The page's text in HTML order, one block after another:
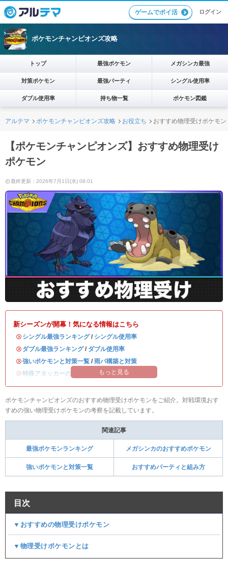
ゲームでポイ活 ログイン
ポケモンチャンピオンズ攻略
トップ 最強ポケモン メガシンカ最強
対策ポケモン 最強パーティ シングル使用率
ダブル使用率 持ち物一覧 ポケモン図鑑
アルテマ ポケモンチャンピオンズ攻略 お役立ち おすすめ物理受けポケモン
【ポケモンチャンピオンズ】おすすめ物理受け
ポケモン
最終更新：2026年7月1日(水) 08:01
新シーズンが開幕！気になる情報はこちら
・ シングル最強ランキング/ シングル使用率
・ ダブル最強ランキング/ ダブル使用率
・強いポケモンと対策一覧 / 雨パ構築と対策
・特殊アタッカーのおすすめランキング
もっと見る
ポケモンチャンピオンズのおすすめ物理受けポケモンをご紹介。対戦環境おす
すめの強い物理受けポケモンの考察を記載しています。
関連記事
最強ポケモンランキング メガシンカのおすすめポケモン
強いポケモンと対策一覧 おすすめパーティと組み方
目次
▼おすすめの物理受けポケモン
▼物理受けポケモンとは